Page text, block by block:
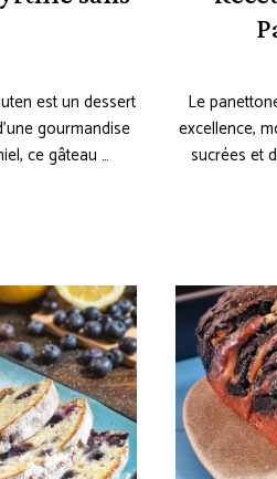
est un dessert
gourmandise
ce gâteau …
Le
excellence,
sucrées et